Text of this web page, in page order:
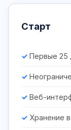
Старт
Первые 25
Веб-
Хранение